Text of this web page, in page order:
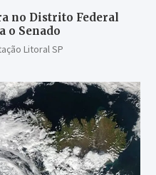
no Distrito Federal
o Senado
Litoral SP